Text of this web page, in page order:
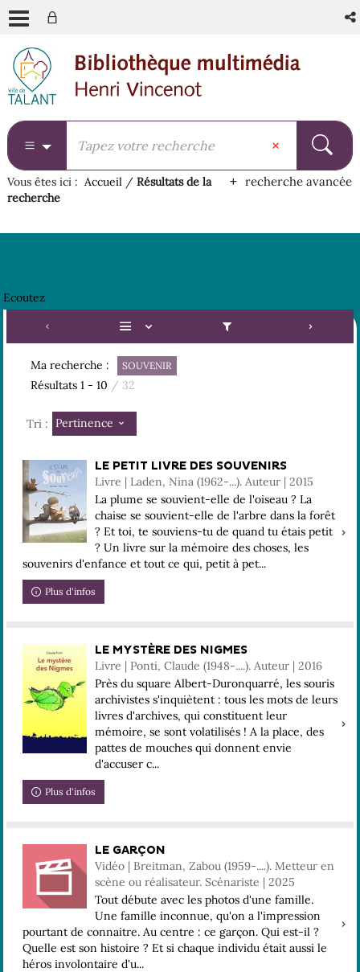
menu
contenu
recherche
recherche avancée
Vous êtes ici : Accueil / Résultats de la
recherche
Ecoutez
Ma recherche : SOUVENIR
Résultats 1 - 10 / 32
Tri : Pertinence
LE PETIT LIVRE DES SOUVENIRS
Livre | Laden, Nina (1962-...). Auteur | 2015
La plume se souvient-elle de l'oiseau ? La
chaise se souvient-elle de l'arbre dans la forêt
? Et toi, te souviens-tu de quand tu étais petit
? Un livre sur la mémoire des choses, les
souvenirs d'enfance et tout ce qui, petit à pet...
Plus d'infos
LE MYSTÈRE DES NIGMES
Livre | Ponti, Claude (1948-....). Auteur | 2016
Près du square Albert-Duronquarré, les souris
archivistes s'inquiètent : tous les mots de leurs
livres d'archives, qui constituent leur
mémoire, se sont volatilisés ! A la place, des
pattes de mouches qui donnent envie
d'accuser c...
Plus d'infos
LE GARÇON
Vidéo | Breitman, Zabou (1959-....). Metteur en
scène ou réalisateur. Scénariste | 2025
Tout débute avec les photos d'une famille.
Une famille inconnue, qu'on a l'impression
pourtant de connaitre. Au centre : ce garçon. Qui est-il ?
Quelle est son histoire ? Et si chaque individu était aussi le
héros involontaire d'u...